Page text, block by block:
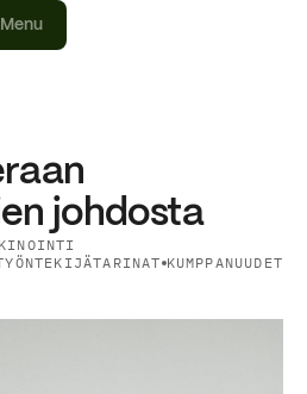
Menu
johdosta
KUMPPANUUDET